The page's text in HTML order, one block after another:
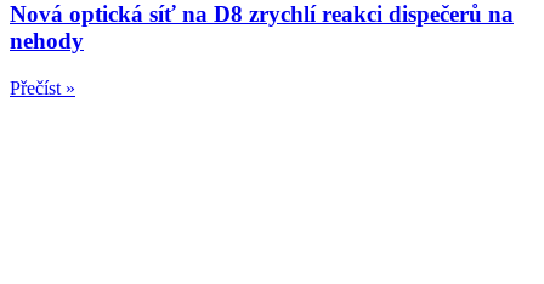
Nová optická síť na D8 zrychlí reakci dispečerů na
nehody
Přečíst »